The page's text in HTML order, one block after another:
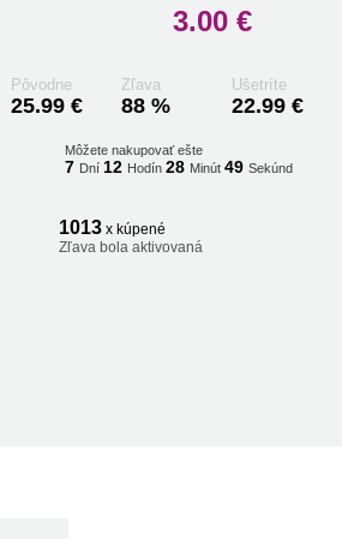
3.00 €
Pôvodne
25.99 €
Zľava
88 %
Ušetríte
22.99 €
Môžete nakupovať ešte
7 Dní 12 Hodín28 Minút48Sekúnd
1013 x kúpené
Zľava bola aktivovaná